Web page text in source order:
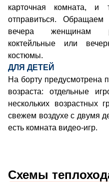
карточная комната, и
отправиться.
вечера женщинам
коктейльные или
костюмы.
ДЛЯ ДЕТЕЙ
На борту предусмотрена
возраста: отдельные
нескольких возрастных
свежем воздухе с двумя
есть комната видео-игр.
Схемы